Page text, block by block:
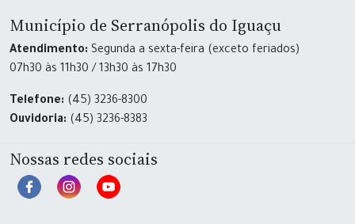
Município de Serranópolis do Iguaçu
Atendimento: Segunda a sexta-feira (exceto feriados)
07h30 às 11h30 / 13h30 às 17h30
Telefone: (45) 3236-8300
Ouvidoria: (45) 3236-8383
Nossas redes sociais